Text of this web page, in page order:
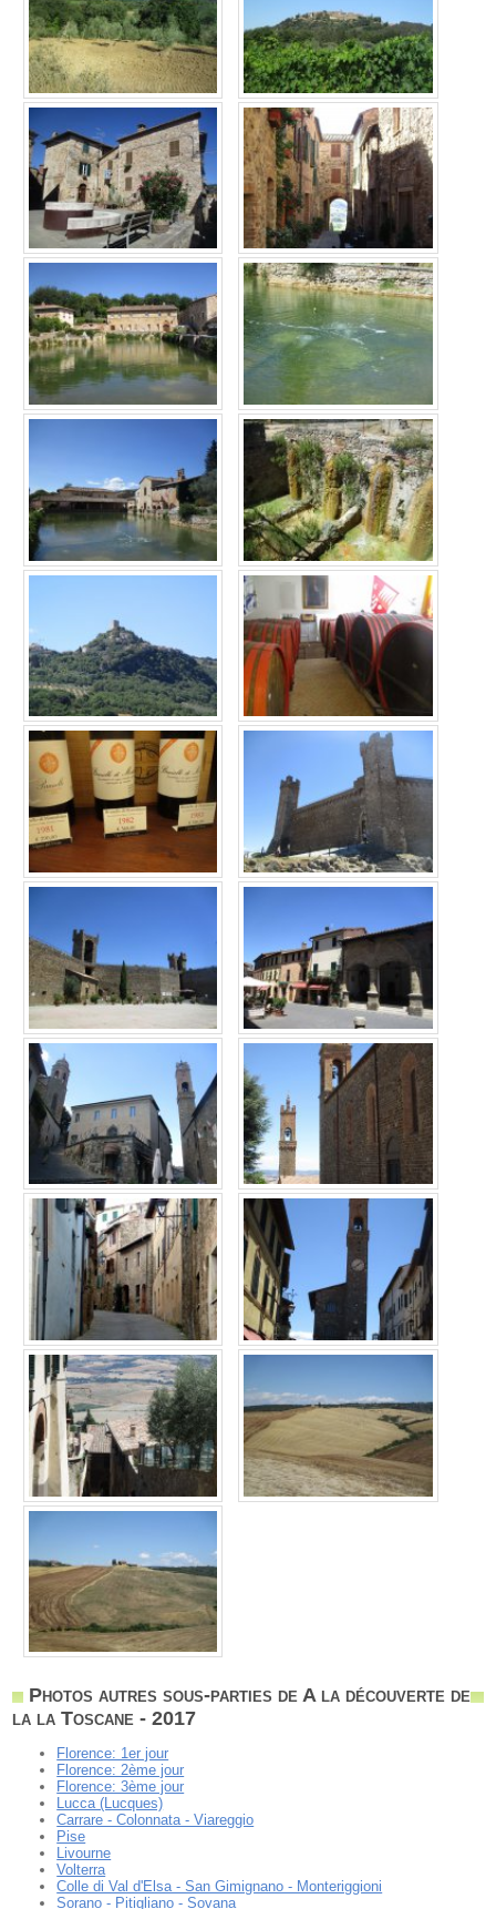
Photos autres sous-parties de A la découverte de
la la Toscane - 2017
Florence: 1er jour
Florence: 2ème jour
Florence: 3ème jour
Lucca (Lucques)
Carrare - Colonnata - Viareggio
Pise
Livourne
Volterra
Colle di Val d'Elsa - San Gimignano - Monteriggioni
Sorano - Pitigliano - Sovana